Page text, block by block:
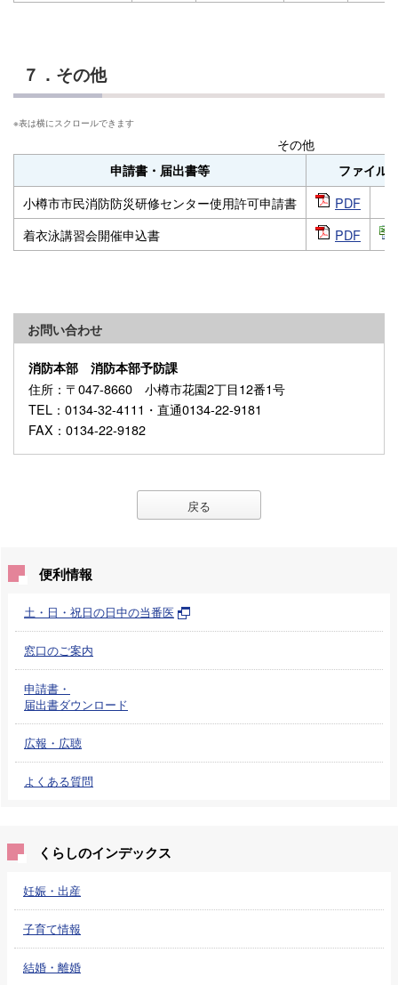
７．その他
その他
申請書・届出書等 ファイル
小樽市市民消防防災研修センター使用許可申請書
PDF
着衣泳講習会開催申込書
PDF
お問い合わせ
消防本部 消防本部予防課
住所 ：〒047-8660 小樽市花園2丁目12番1号
TEL ：0134-32-4111・直通0134-22-9181
FAX ：0134-22-9182
戻る
便利情報
土・日・祝日の日中の当番医
窓口のご案内
申請書・
届出書ダウンロード
広報・広聴
よくある質問
くらしのインデックス
妊娠・出産
子育て情報
結婚・離婚